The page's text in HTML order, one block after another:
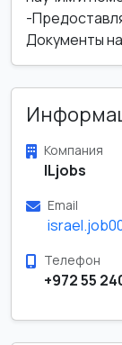
-
Документы
Компания
ILjobs
Email
Телефон
+972 55